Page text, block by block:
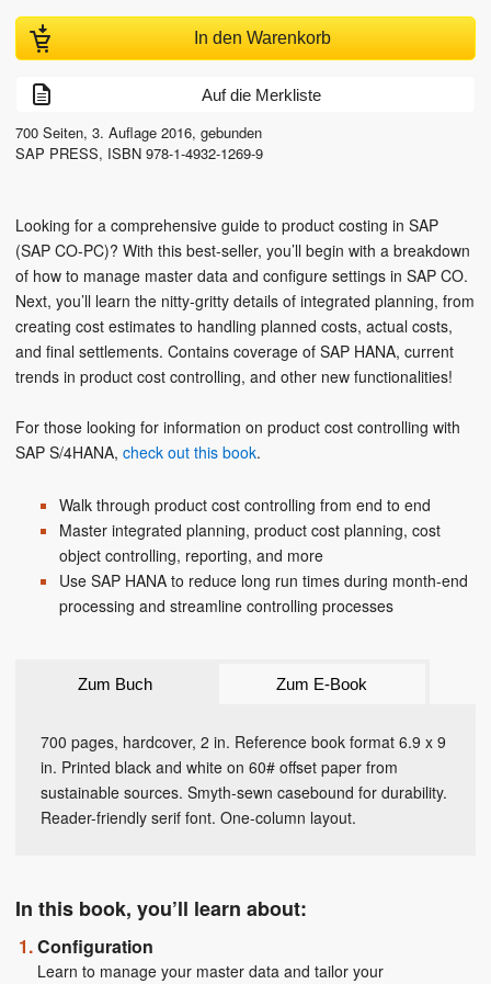
In den Warenkorb
Auf die Merkliste
700 Seiten, 3. Auflage 2016, gebunden
SAP PRESS, ISBN 978-1-4932-1269-9
Looking for a comprehensive guide to product costing in SAP
(SAP CO-PC)? With this best-seller, you’ll begin with a breakdown
of how to manage master data and configure settings in SAP CO.
Next, you’ll learn the nitty-gritty details of integrated planning, from
creating cost estimates to handling planned costs, actual costs,
and final settlements. Contains coverage of SAP HANA, current
trends in product cost controlling, and other new functionalities!
For those looking for information on product cost controlling with
SAP S/4HANA, check out this book.
Walk through product cost controlling from end to end
Master integrated planning, product cost planning, cost
object controlling, reporting, and more
Use SAP HANA to reduce long run times during month-end
processing and streamline controlling processes
Zum Buch Zum E-Book
700 pages, hardcover, 2 in. Reference book format 6.9 x 9
in. Printed black and white on 60# offset paper from
sustainable sources. Smyth-sewn casebound for durability.
Reader-friendly serif font. One-column layout.
In this book, you’ll learn about:
Configuration
Learn to manage your master data and tailor your